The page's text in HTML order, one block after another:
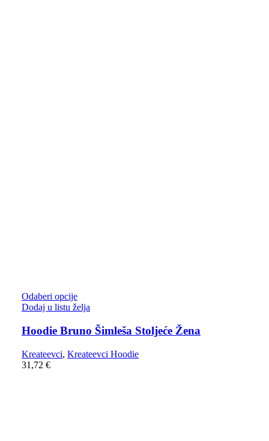
Odaberi opcije
Dodaj u listu želja
Hoodie Bruno Šimleša Stoljeće Žena
Kreateevci, Kreateevci Hoodie
31,72 €